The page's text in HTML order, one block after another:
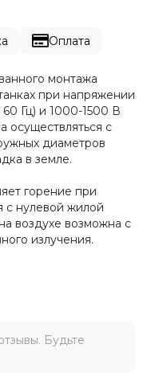
Оплата
монтажа
при напряжении
Гц) и 1000-1500 В
осуществляться с
диаметров
в земле.
горение при
с нулевой жилой
воздухе возможна с
излучения.
Будьте